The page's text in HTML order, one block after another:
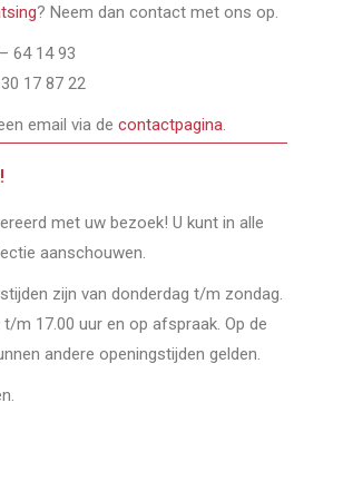
? Neem dan contact met ons op.
64 14 93
17 87 22
email via de contactpagina.
met uw bezoek! U kunt in alle
aanschouwen.
zijn van donderdag t/m zondag.
t/m 17.00 uur en op afspraak. Op de
andere openingstijden gelden.